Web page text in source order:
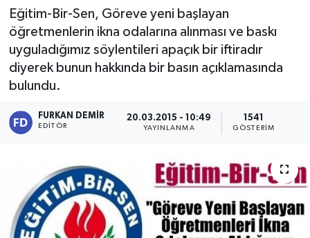
Eğitim-Bir-Sen, Göreve yeni başlayan
öğretmenlerin ikna odalarına alınması ve baskı
uyguladığımız söylentileri apaçık bir iftiradır
diyerek bunun hakkında bir basın açıklamasında
bulundu.
FURKAN DEMIR
EDITÖR
20.03.2015 - 10:49
YAYINLANMA
1541
GÖSTERIM
Süper Lig Puan Durumu ve Fikstür
Tüm Manşetler
Son Dakika Haberleri
Haber Arşivi